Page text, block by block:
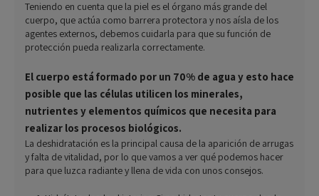
Teniendo en cuenta que la piel es el órgano más grande del
cuerpo, que actúa como barrera protectora y nos aísla de los
agentes externos, debemos cuidarla para que su función de
protección pueda realizarla correctamente.
El cuerpo está formado por un 70% de agua y esto hace
posible que las células utilicen los minerales,
nutrientes y elementos químicos que necesita para
realizar los procesos biológicos.
La deshidratación es la principal causa de la aparición de arrugas
y falta de vitalidad, por lo que vamos a ver qué podemos hacer
para que luzca radiante y llena de vida con unos consejos.